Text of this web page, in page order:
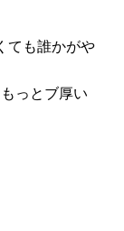
ても誰かがや
っとブ厚い